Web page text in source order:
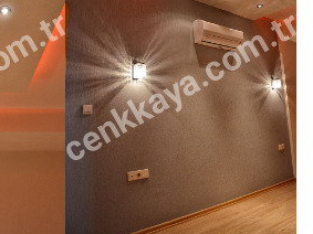
cenkkaya.com.tr